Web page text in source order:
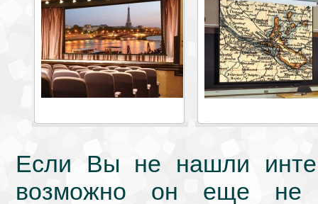
Если Вы не нашли
возможно он еще не